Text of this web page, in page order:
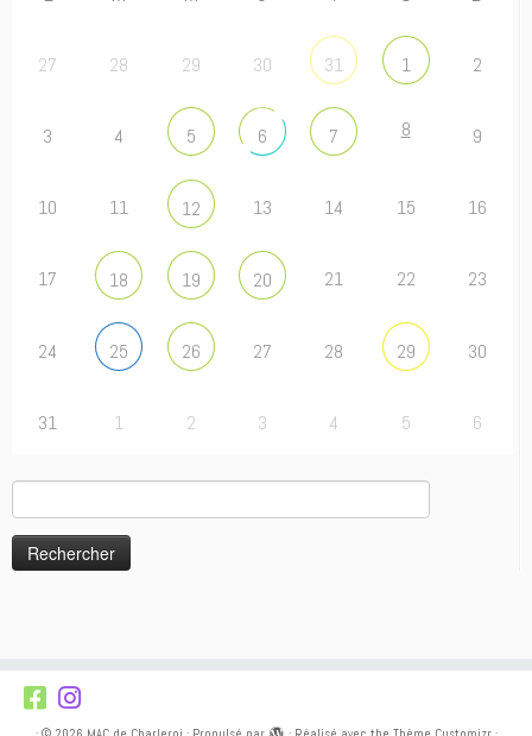
27 28 29 30 31 1 2
3 4 5 6 7 8 9
10 11 12 13 14 15 16
17 18 19 20 21 22 23
24 25 26 27 28 29 30
31 1 2 3 4 5 6